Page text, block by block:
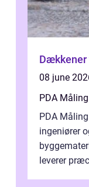
Dækkener
08 june
PDA Måling
PDA
ingeniører
leverer